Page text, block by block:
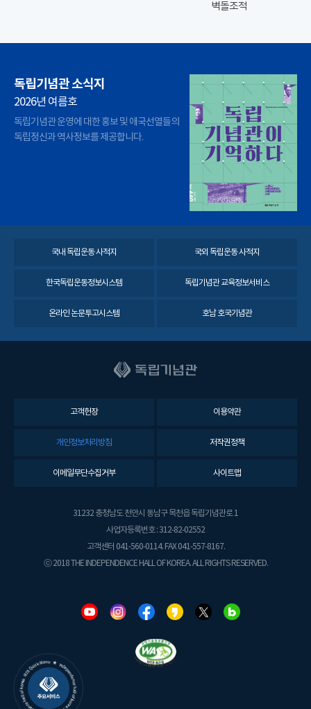
벽돌조적
독립기념관 소식지
2026년 여름호
독립기념관 운영에 대한 홍보 및 애국선열들의
독립정신과 역사정보를 제공합니다.
국내 독립운동 사적지 국외 독립운동 사적지
한국독립운동정보시스템 독립기념관 교육정보서비스
온라인 논문투고시스템 호남 호국기념관
고객헌장 이용약관
개인정보처리방침 저작권정책
이메일무단수집거부 사이트맵
31232 충청남도 천안시 동남구 목천읍 독립기념관로 1
사업자등록번호 : 312-82-02552
고객센터 041-560-0114. FAX 041-557-8167.
ⓒ 2018 THE INDEPENDENCE HALL OF KOREA. ALL RIGHTS RESERVED.